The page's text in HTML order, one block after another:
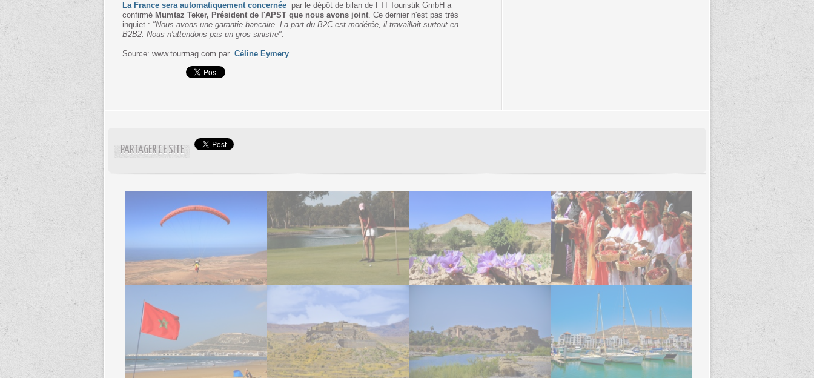
La France sera automatiquement concernée par le dépôt de bilan de FTI Touristik GmbH a
confirmé Mumtaz Teker, Président de l'APST que nous avons joint. Ce dernier n'est pas très
inquiet : "Nous avons une garantie bancaire. La part du B2C est modérée, il travaillait surtout en
B2B2. Nous n'attendons pas un gros sinistre".
Source: www.tourmag.com par Céline Eymery
PARTAGER CE SITE